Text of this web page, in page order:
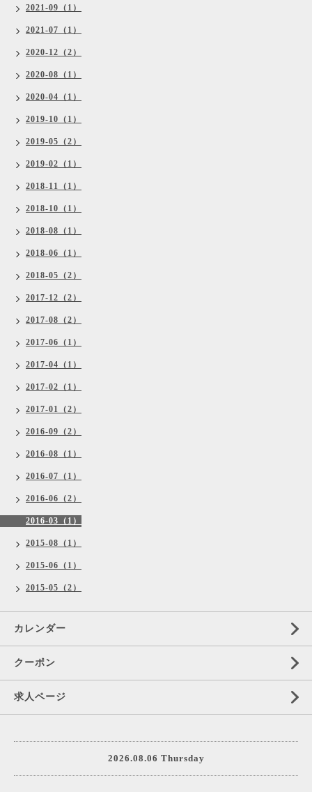
2021-09（1）
2021-07（1）
2020-12（2）
2020-08（1）
2020-04（1）
2019-10（1）
2019-05（2）
2019-02（1）
2018-11（1）
2018-10（1）
2018-08（1）
2018-06（1）
2018-05（2）
2017-12（2）
2017-08（2）
2017-06（1）
2017-04（1）
2017-02（1）
2017-01（2）
2016-09（2）
2016-08（1）
2016-07（1）
2016-06（2）
2016-03（1）
2015-08（1）
2015-06（1）
2015-05（2）
カレンダー
クーポン
求人ページ
2026.08.06 Thursday